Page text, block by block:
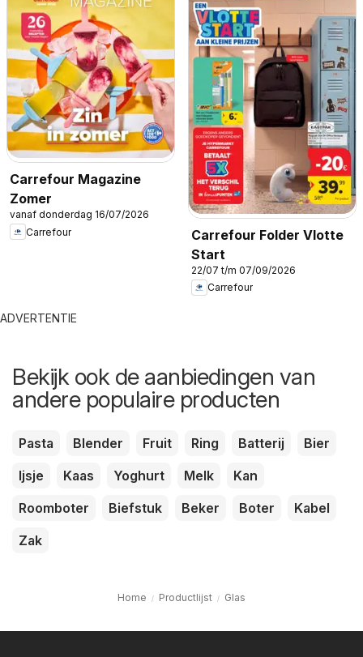
Carrefour Magazine
Zomer
vanaf donderdag 16/07/2026
Carrefour
Carrefour Folder Vlotte
Start
22/07 t/m 07/09/2026
Carrefour
ADVERTENTIE
Bekijk ook de aanbiedingen van
andere populaire producten
Pasta Blender Fruit Ring Batterij
Bier
Ijsje
Kaas Yoghurt Melk
Kan
Roomboter
Biefstuk Beker Boter
Kabel
Zak
Home Productlijst Glas